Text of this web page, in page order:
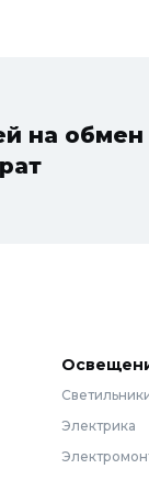
на обмен
Электрика